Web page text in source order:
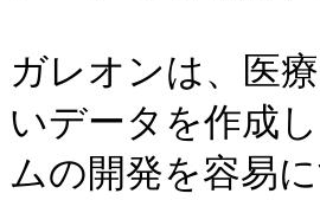
ガレオンは、医
いデータを作成
ムの開発を容易